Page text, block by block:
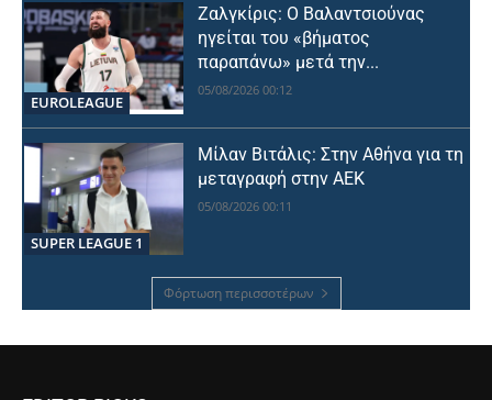
EUROLEAGUE
Ζαλγκίρις: Ο Βαλαντσιούνας
ηγείται του «βήματος
παραπάνω» μετά την...
05/08/2026 00:12
SUPER LEAGUE 1
Μίλαν Βιτάλις: Στην Αθήνα για τη
μεταγραφή στην ΑΕΚ
05/08/2026 00:11
Φόρτωση περισσοτέρων